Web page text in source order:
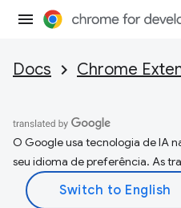
Docs Chrome
O Google usa tecnologia de IA
seu idioma de preferência. As